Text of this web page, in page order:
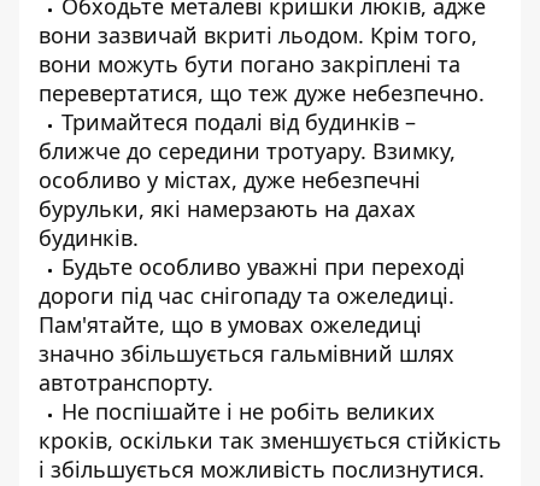
Обходьте металеві кришки люків, адже
вони зазвичай вкриті льодом. Крім того,
вони можуть бути погано закріплені та
перевертатися, що теж дуже небезпечно.
Тримайтеся подалі від будинків –
ближче до середини тротуару. Взимку,
особливо у містах, дуже небезпечні
бурульки, які намерзають на дахах
будинків.
Будьте особливо уважні при переході
дороги під час снігопаду та ожеледиці.
Пам'ятайте, що в умовах ожеледиці
значно збільшується гальмівний шлях
автотранспорту.
Не поспішайте і не робіть великих
кроків, оскільки так зменшується стійкість
і збільшується можливість послизнутися.